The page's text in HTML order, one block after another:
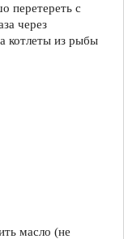
перетереть с
через
котлеты из рыбы
масло (не